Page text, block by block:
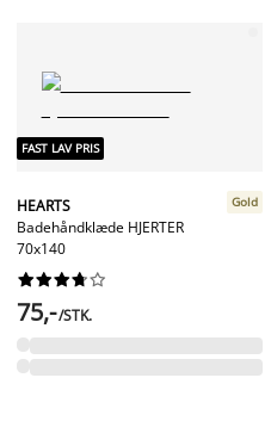
FAST LAV PRIS
HEARTS
Badehåndklæde HJERTER
70x140
Gold






75,-/STK.